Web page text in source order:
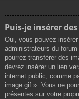
Puis-je insérer
Oui, vous pouvez
administrateurs du
pourrez transférer des
devrez insérer un lien
internet public, comme
image.gif ». Vous ne
présentes sur votre